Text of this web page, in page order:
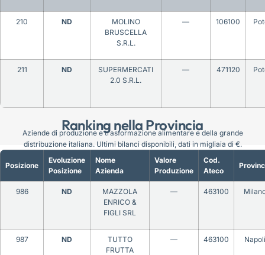
Ranking nella Provincia
210 ND
MOLINO
BRUSCELLA
S.R.L.
— 106100
211 ND
SUPERMERCATI
2.0 S.R.L.
— 471120
Posizione
Evoluzione
Posizione
Nome
Azienda
Valore
Produzione
Cod.
Ateco
986 ND
MAZZOLA
ENRICO &
FIGLI SRL
— 463100
987 ND
TUTTO
FRUTTA
— 463100 Napoli
Aziende di produzione e trasformazione alimentare e della grande
distribuzione italiana. Ultimi bilanci disponibili, dati in migliaia di €.